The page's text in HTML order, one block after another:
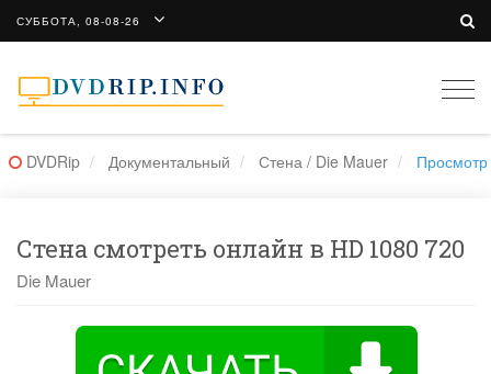
СУББОТА, 08-08-26
DVDRip Документальный Стена / Die Mauer Просмотр
Стена смотреть онлайн в HD 1080 720
Die Mauer